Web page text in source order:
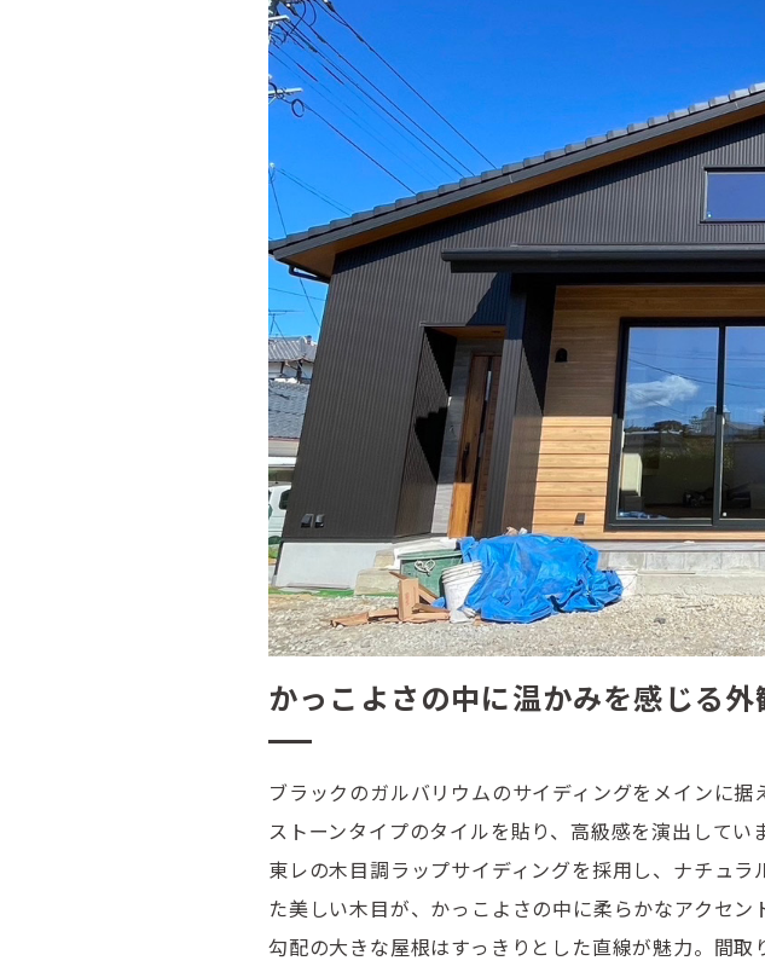
かっこよさの中に温かみを感じる外
ブラックのガルバリウムのサイディングをメインに
ストーンタイプのタイルを貼り、高級感を演出して
東レの木目調ラップサイディングを採用し、ナチュ
た美しい木目が、かっこよさの中に柔らかなアクセン
勾配の大きな屋根はすっきりとした直線が魅力。間